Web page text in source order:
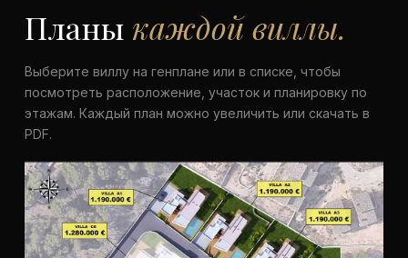
Планы каждой виллы.
Выберите виллу на генплане или в списке, чтобы
посмотреть расположение, участок и планировку по
этажам. Каждый план можно увеличить или скачать в
PDF.